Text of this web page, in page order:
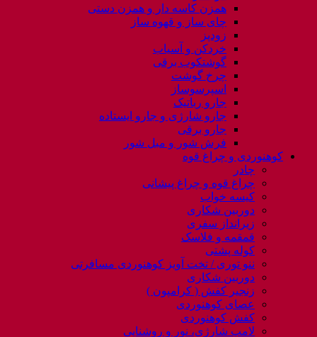
همزن کاسه دار و همزن دستی
چای ساز و قهوه ساز
زودپز
خردکن و آسیاب
گوشتکوب برقی
چرخ گوشت
اسپرسوساز
جارو رباتیک
جارو شارژی و جارو ایستاده
جارو برقی
فرش شور و مبل شور
کوهنوردی و چراغ قوه
چادر
چراغ قوه و چراغ پیشانی
کیسه خواب
دوربین شکاری
زیرانداز سفری
قمقمه و فلاسک
کوله پشتی
ننو توری / تخت آویز کوهنوردی مسافرتی
دوربین شکاری
زنجیر کفش ( کرامپون )
عصای کوهنوردی
کفش کوهنوردی
لامپ شارژی، نور و روشنایی